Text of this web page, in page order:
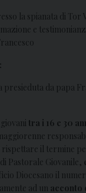
la spianata di Tor
e
presieduta da papa
tra i 16 e 30
il termine
Pastorale Giovanile,
Diocesano il
ad un acconto